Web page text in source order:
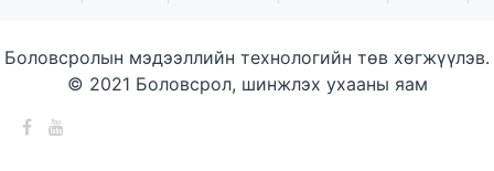
Боловсролын мэдээллийн технологийн төв хөгжүүлэв.
© 2021 Боловсрол, шинжлэх ухааны яам